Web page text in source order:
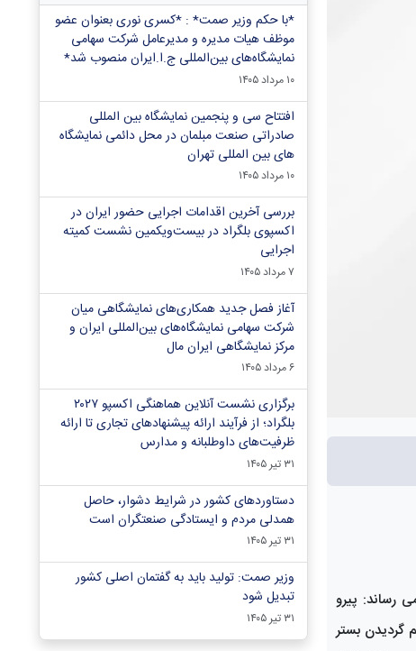
رساند: پیرو
گردیدن بستر
*با حکم وزیر صمت* : *کسری نوری بعنوان عضو
موظف هیات مدیره و مدیرعامل شرکت سهامی
نمایشگاه‌های بین‌المللی ج.ا.ایران منصوب شد*
۱۰ مرداد ۱۴۰۵
افتتاح سی و پنجمین نمایشگاه بین المللی
صادراتی صنعت مبلمان در محل دائمی نمایشگاه
های بین المللی تهران
۱۰ مرداد ۱۴۰۵
بررسی آخرین اقدامات اجرایی حضور ایران در
اکسپوی بلگراد در بیست‌ویکمین نشست کمیته
اجرایی
۷ مرداد ۱۴۰۵
آغاز فصل جدید همکاری‌های نمایشگاهی میان
شرکت سهامی نمایشگاه‌های بین‌المللی ایران و
مرکز نمایشگاهی ایران‌ مال
۶ مرداد ۱۴۰۵
برگزاری نشست آنلاین هماهنگی اکسپو ۲۰۲۷
بلگراد؛ از فرآیند ارائه پیشنهادهای تجاری تا ارائه
ظرفیت‌های داوطلبانه و مدارس
۳۱ تیر ۱۴۰۵
دستاوردهای کشور در شرایط دشوار، حاصل
همدلی مردم و ایستادگی صنعتگران است
۳۱ تیر ۱۴۰۵
وزیر صمت: تولید باید به گفتمان اصلی کشور
تبدیل شود
۳۱ تیر ۱۴۰۵